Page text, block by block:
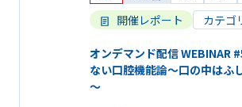
開催レポート カテゴ
オンデマンド配信 WEBINAR
ない口腔機能論～口の中はふ
～